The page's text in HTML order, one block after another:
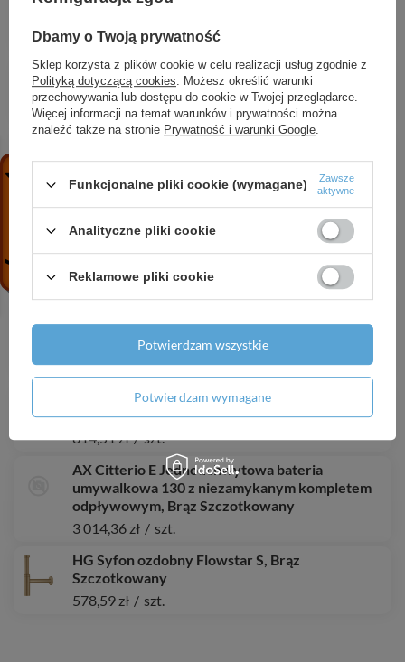
2 253,24 zł / szt.
AX Universal Rectangular Kubek na szczoteczki
do zębów, Czarny Chrom Szczotkowany
1 631,60 zł / szt.
umywalkowa 110 Fine CoolStart EcoSmart+ z
kompletem odpływowym z cięgłem, Chrom
957,43 zł / szt.
AX Citterio C Głowica prysznicowa 120/120 1jet
z ramieniem prysznicowym, Chrom
1 295,81 zł / szt.
szufladą i blatem 1180/550, Biały Matowy, Kolor
frontu: Ciemny Szary materiał tekstylny
10 622,16 zł / szt.
HG Xuniva U Umywalka podblatowa 450/350 bez
otworu na baterię, z przelewem, Biały
814,51 zł / szt.
AX Citterio E Jednouchwytowa bateria
umywalkowa 130 z niezamykanym kompletem
odpływowym, Brąz Szczotkowany
3 014,36 zł / szt.
HG Syfon ozdobny Flowstar S, Brąz
Szczotkowany
578,59 zł / szt.
Dbamy o Twoją prywatność
Sklep korzysta z plików cookie w celu realizacji usług zgodnie z
Polityką dotyczącą cookies. Możesz określić warunki
przechowywania lub dostępu do cookie w Twojej przeglądarce.
Więcej informacji na temat warunków i prywatności można
znaleźć także na stronie Prywatność i warunki Google.
Funkcjonalne pliki cookie (wymagane)
Zawsze
aktywne
Analityczne pliki cookie
Reklamowe pliki cookie
Potwierdzam wymagane
Potwierdzam wszystkie